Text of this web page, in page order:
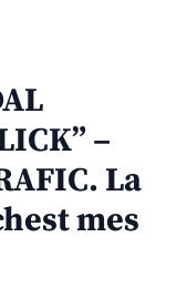
–
La
mes